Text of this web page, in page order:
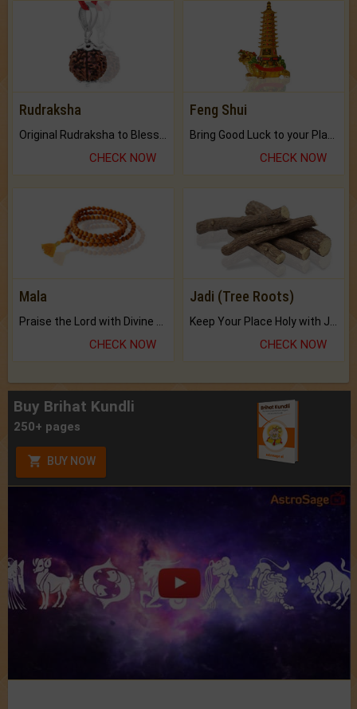
Rudraksha
CHECK NOW
Feng Shui
CHECK NOW
Mala
Praise the Lord with Divine Energies of Mala.
CHECK NOW
Jadi (Tree Roots)
Keep Your Place Holy with Jadi.
CHECK NOW
Buy Brihat Kundli
250+ pages
BUY NOW